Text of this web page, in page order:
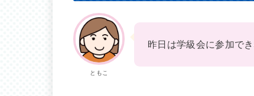
ともこ
昨日は学級会に参加で